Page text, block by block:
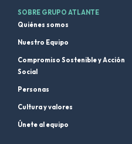
SOBRE GRUPO ATLANTE
Quiénes somos
Nuestro Equipo
Compromiso Sostenible y Acción
Social
Personas
Cultura y valores
Únete al equipo